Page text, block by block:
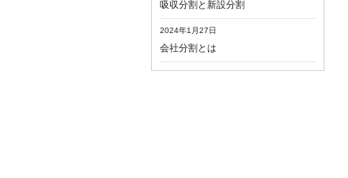
吸収分割と新設分割
2024年1月27日
会社分割とは